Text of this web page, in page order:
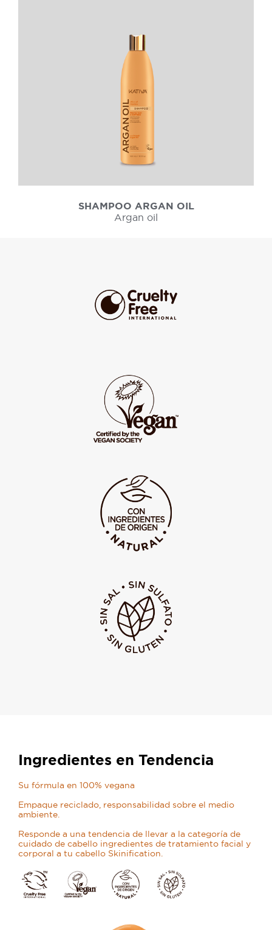
SHAMPOO ARGAN OIL
Argan oil
Ingredientes en Tendencia
Su fórmula en 100% vegana
Empaque reciclado, responsabilidad sobre el medio
ambiente.
Responde a una tendencia de llevar a la categoría de
cuidado de cabello ingredientes de tratamiento facial y
corporal a tu cabello Skinification.